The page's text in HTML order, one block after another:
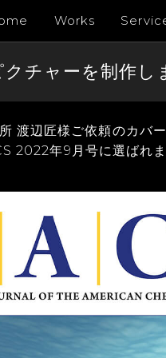
Works
チャーを制作し
渡辺匠様ご依頼のカバ
2022年9月号に選ばれま